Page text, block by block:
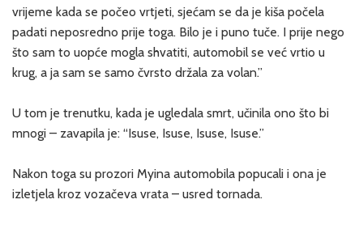
vrijeme kada se počeo vrtjeti, sjećam se da je kiša počela
padati neposredno prije toga. Bilo je i puno tuče. I prije nego
što sam to uopće mogla shvatiti, automobil se već vrtio u
krug, a ja sam se samo čvrsto držala za volan.”
U tom je trenutku, kada je ugledala smrt, učinila ono što bi
mnogi – zavapila je: “Isuse, Isuse, Isuse, Isuse.”
Nakon toga su prozori Myina automobila popucali i ona je
izletjela kroz vozačeva vrata – usred tornada.